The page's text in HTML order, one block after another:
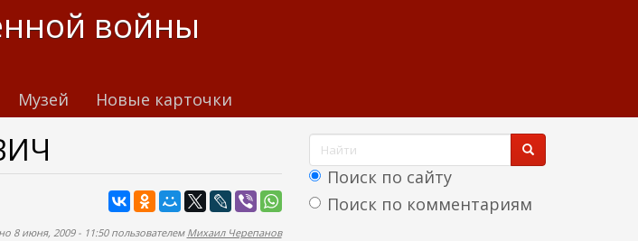
войны
Музей Новые карточки
8 июня, 2009 - 11:50 пользователемМихаил Черепанов
Ф
о
р
Поиск по сайту
Поиск по комментариям